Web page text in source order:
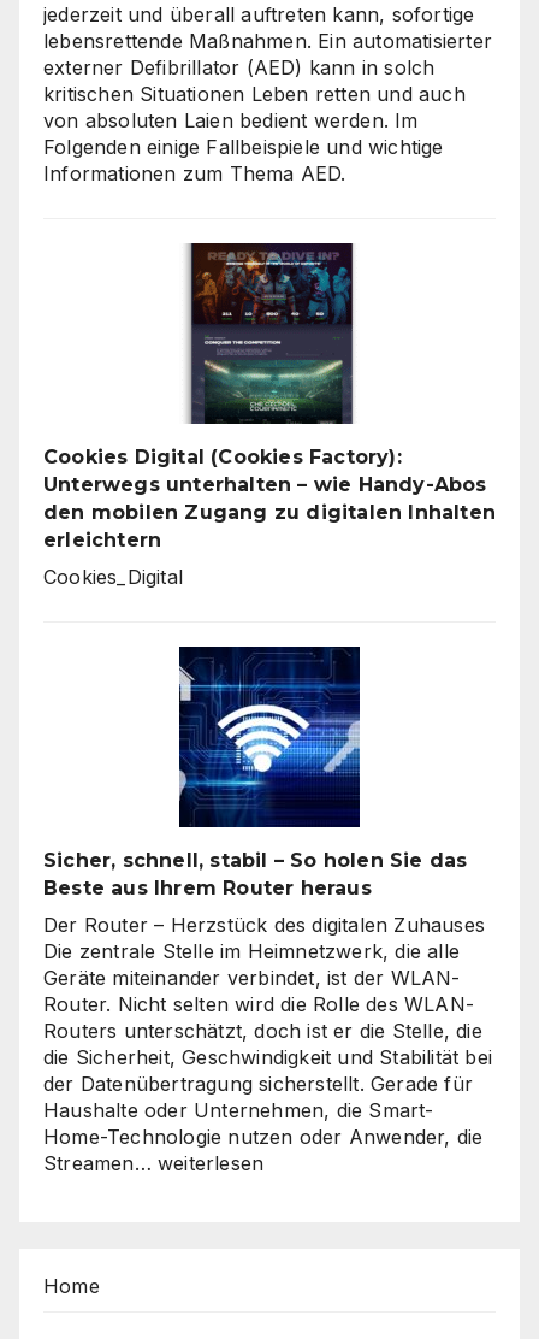
jederzeit und überall auftreten kann, sofortige
lebensrettende Maßnahmen. Ein automatisierter
externer Defibrillator (AED) kann in solch
kritischen Situationen Leben retten und auch
von absoluten Laien bedient werden. Im
Folgenden einige Fallbeispiele und wichtige
Informationen zum Thema AED.
Cookies Digital (Cookies Factory):
Unterwegs unterhalten – wie Handy-Abos
den mobilen Zugang zu digitalen Inhalten
erleichtern
Cookies_Digital
Sicher, schnell, stabil – So holen Sie das
Beste aus Ihrem Router heraus
Der Router – Herzstück des digitalen Zuhauses
Die zentrale Stelle im Heimnetzwerk, die alle
Geräte miteinander verbindet, ist der WLAN-
Router. Nicht selten wird die Rolle des WLAN-
Routers unterschätzt, doch ist er die Stelle, die
die Sicherheit, Geschwindigkeit und Stabilität bei
der Datenübertragung sicherstellt. Gerade für
Haushalte oder Unternehmen, die Smart-
Home-Technologie nutzen oder Anwender, die
Streamen… Sicher,
weiterlesen
Home